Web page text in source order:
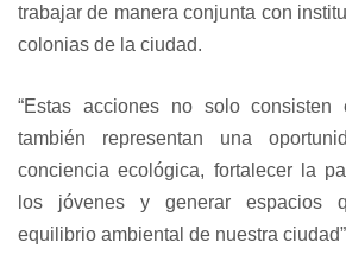
trabajar de manera conjunta con
colonias de la ciudad.
“Estas acciones no solo consisten
también representan una
conciencia ecológica, fortalecer la
los jóvenes y generar espacios
equilibrio ambiental de nuestra